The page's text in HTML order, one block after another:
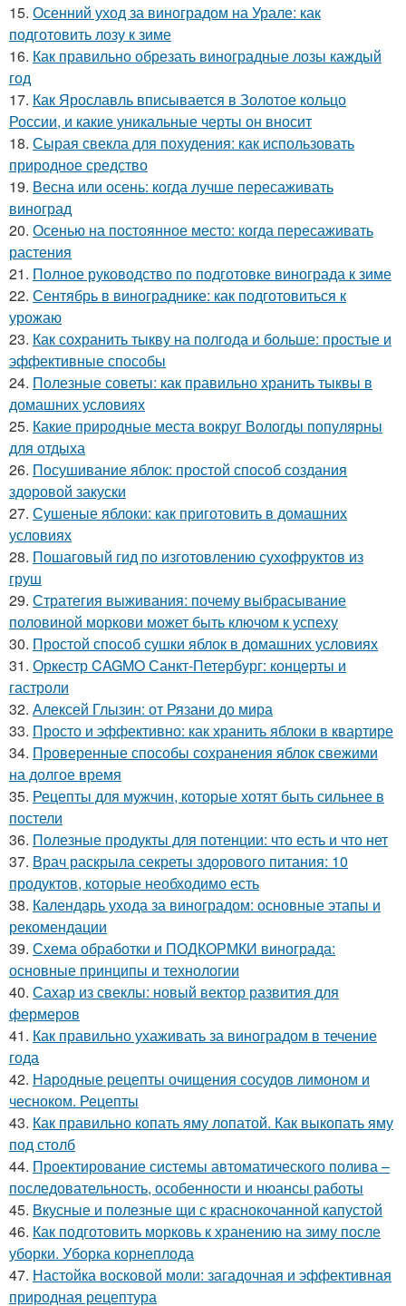
15. Осенний уход за виноградом на Урале: как
подготовить лозу к зиме
16. Как правильно обрезать виноградные лозы каждый
год
17. Как Ярославль вписывается в Золотое кольцо
России, и какие уникальные черты он вносит
18. Сырая свекла для похудения: как использовать
природное средство
19. Весна или осень: когда лучше пересаживать
виноград
20. Осенью на постоянное место: когда пересаживать
растения
21. Полное руководство по подготовке винограда к зиме
22. Сентябрь в винограднике: как подготовиться к
урожаю
23. Как сохранить тыкву на полгода и больше: простые и
эффективные способы
24. Полезные советы: как правильно хранить тыквы в
домашних условиях
25. Какие природные места вокруг Вологды популярны
для отдыха
26. Посушивание яблок: простой способ создания
здоровой закуски
27. Сушеные яблоки: как приготовить в домашних
условиях
28. Пошаговый гид по изготовлению сухофруктов из
груш
29. Стратегия выживания: почему выбрасывание
половиной моркови может быть ключом к успеху
30. Простой способ сушки яблок в домашних условиях
31. Оркестр CAGMO Санкт-Петербург: концерты и
гастроли
32. Алексей Глызин: от Рязани до мира
33. Просто и эффективно: как хранить яблоки в квартире
34. Проверенные способы сохранения яблок свежими
на долгое время
35. Рецепты для мужчин, которые хотят быть сильнее в
постели
36. Полезные продукты для потенции: что есть и что нет
37. Врач раскрыла секреты здорового питания: 10
продуктов, которые необходимо есть
38. Календарь ухода за виноградом: основные этапы и
рекомендации
39. Схема обработки и ПОДКОРМКИ винограда:
основные принципы и технологии
40. Сахар из свеклы: новый вектор развития для
фермеров
41. Как правильно ухаживать за виноградом в течение
года
42. Народные рецепты очищения сосудов лимоном и
чесноком. Рецепты
43. Как правильно копать яму лопатой. Как выкопать яму
под столб
44. Проектирование системы автоматического полива –
последовательность, особенности и нюансы работы
45. Вкусные и полезные щи с краснокочанной капустой
46. Как подготовить морковь к хранению на зиму после
уборки. Уборка корнеплода
47. Настойка восковой моли: загадочная и эффективная
природная рецептура